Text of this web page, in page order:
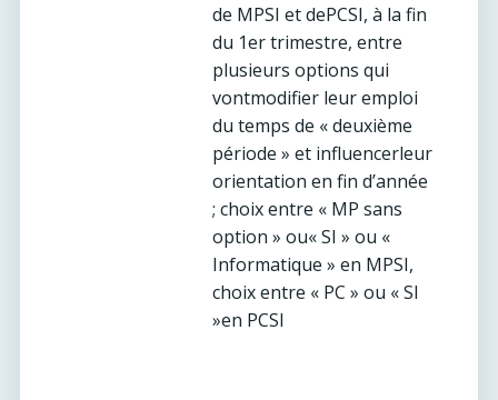
de MPSI et dePCSI, à la fin
du 1er trimestre, entre
plusieurs options qui
vontmodifier leur emploi
du temps de « deuxième
période » et influencerleur
orientation en fin d’année
; choix entre « MP sans
option » ou« SI » ou «
Informatique » en MPSI,
choix entre « PC » ou « SI
»en PCSI